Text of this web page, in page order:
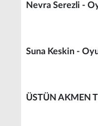
Nevra Serezli -
Suna Keskin -
ÜSTÜN AKMEN